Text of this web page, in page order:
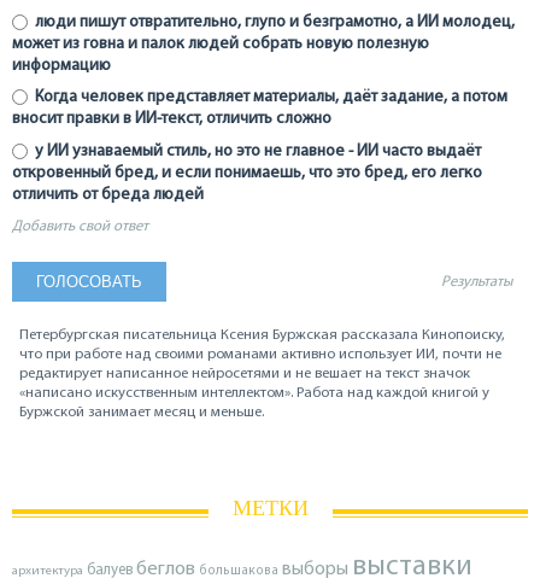
люди пишут отвратительно, глупо и безграмотно, а ИИ молодец,
может из говна и палок людей собрать новую полезную
информацию
Когда человек представляет материалы, даёт задание, а потом
вносит правки в ИИ-текст, отличить сложно
у ИИ узнаваемый стиль, но это не главное - ИИ часто выдаёт
откровенный бред, и если понимаешь, что это бред, его легко
отличить от бреда людей
Добавить свой ответ
Результаты
Петербургская писательница Ксения Буржская рассказала Кинопоиску,
что при работе над своими романами активно использует ИИ, почти не
редактирует написанное нейросетями и не вешает на текст значок
«написано искусственным интеллектом». Работа над каждой книгой у
Буржской занимает месяц и меньше.
МЕТКИ
архитектура балуев беглов большакова выборы выставки